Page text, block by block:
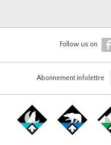
Follow us on F
Abonnement infolettre